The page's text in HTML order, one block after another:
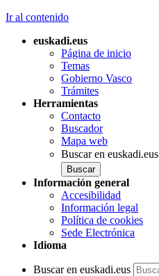
Ir al contenido
euskadi.eus
Página de inicio
Temas
Gobierno Vasco
Trámites
Herramientas
Contacto
Buscador
Mapa web
Buscar en euskadi.eus
Información general
Accesibilidad
Información legal
Política de cookies
Sede Electrónica
Idioma
Buscar en euskadi.eus